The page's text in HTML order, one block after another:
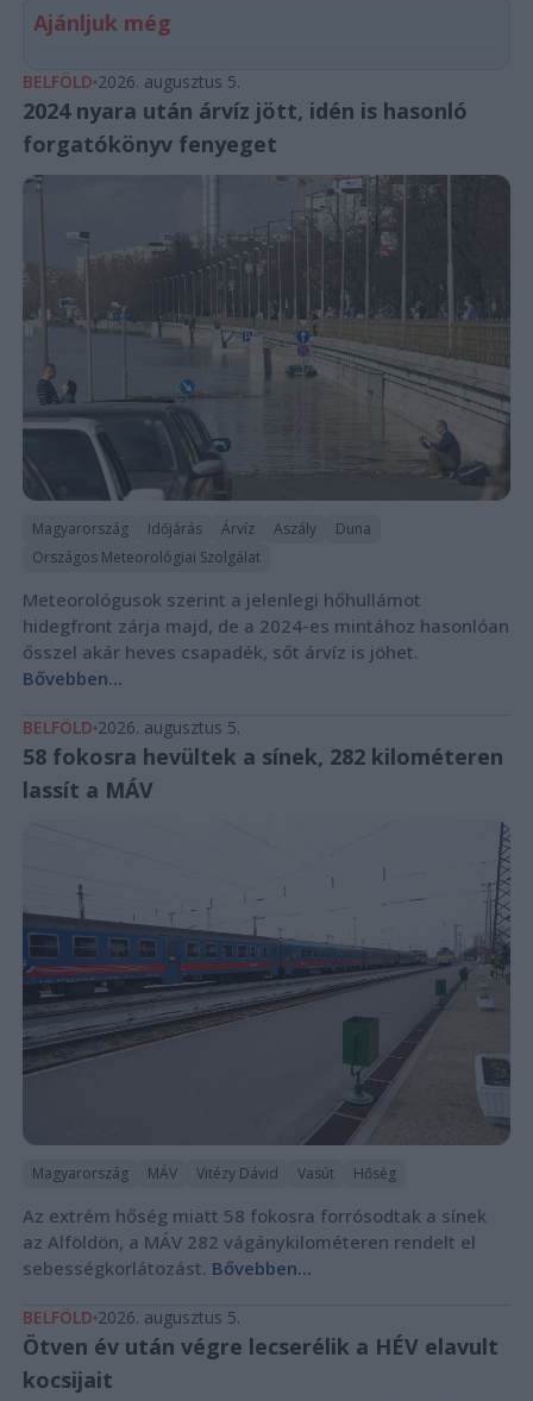
Ajánljuk még
BELFÖLD 2026. augusztus 5.
2024 nyara után árvíz jött, idén is hasonló
forgatókönyv fenyeget
Magyarország Időjárás Árvíz Aszály
Duna
Országos Meteorológiai Szolgálat
Meteorológusok szerint a jelenlegi hőhullámot
hidegfront zárja majd, de a 2024-es mintához hasonlóan
ősszel akár heves csapadék, sőt árvíz is jöhet.
Bővebben...
BELFÖLD 2026. augusztus 5.
58 fokosra hevültek a sínek, 282 kilométeren
lassít a MÁV
Magyarország MÁV Vitézy Dávid Vasút Hőség
Az extrém hőség miatt 58 fokosra forrósodtak a sínek
az Alföldön, a MÁV 282 vágánykilométeren rendelt el
sebességkorlátozást. Bővebben...
BELFÖLD 2026. augusztus 5.
Ötven év után végre lecserélik a HÉV elavult
kocsijait